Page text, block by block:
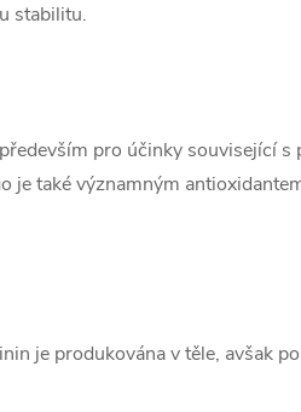
stabilitu.
pro účinky související
je také významným
je produkována v těle, avšak